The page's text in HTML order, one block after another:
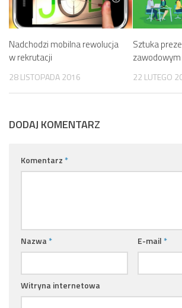
Nadchodzi mobilna rewolucja
w rekrutacji
28 LISTOPADA 2016
Sztuka
zawodowym
22 LUTEGO
DODAJ KOMENTARZ
Komentarz *
Nazwa * E-mail *
Witryna internetowa